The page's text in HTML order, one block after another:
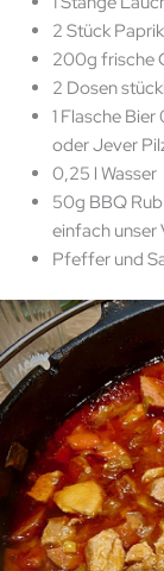
2 Stück
200g frische
2 Dosen
1 Flasche
oder Jever
0,25 l Wasser
50g BBQ
einfach unser
Pfeffer und